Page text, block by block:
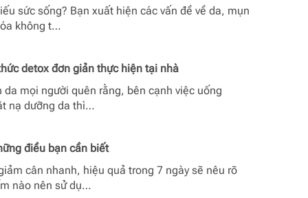
sức sống? Bạn xuất hiện các vấn đề về da, mụn
không t…
detox đơn giản thực hiện tại nhà
mọi người quên rằng, bên cạnh việc uống
nạ dưỡng da thì…
điều bạn cần biết
cân nhanh, hiệu quả trong 7 ngày sẽ nêu rõ
nào nên sử dụ…